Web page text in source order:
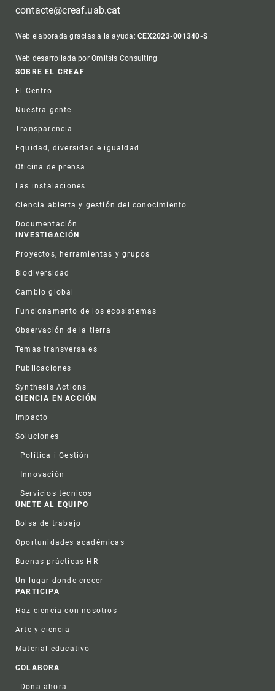
contacte@creaf.uab.cat
Web elaborada gracias a la ayuda:CEX2023-001340-S
Web desarrollada por Omitsis Consulting
Footer
SOBRE EL CREAF
El Centro
Nuestra gente
Transparencia
Equidad, diversidad e igualdad
Oficina de prensa
Las instalaciones
Ciencia abierta y gestión del conocimiento
Documentación
INVESTIGACIÓN
Proyectos, herramientas y grupos
Biodiversidad
Cambio global
Funcionamento de los ecosistemas
Observación de la tierra
Temas transversales
Publicaciones
Synthesis Actions
CIENCIA EN ACCIÓN
Impacto
Soluciones
Política i Gestión
Innovación
Servicios técnicos
ÚNETE AL EQUIPO
Bolsa de trabajo
Oportunidades académicas
Buenas prácticas HR
Un lugar donde crecer
PARTICIPA
Haz ciencia con nosotros
Arte y ciencia
Material educativo
COLABORA
Dona ahora